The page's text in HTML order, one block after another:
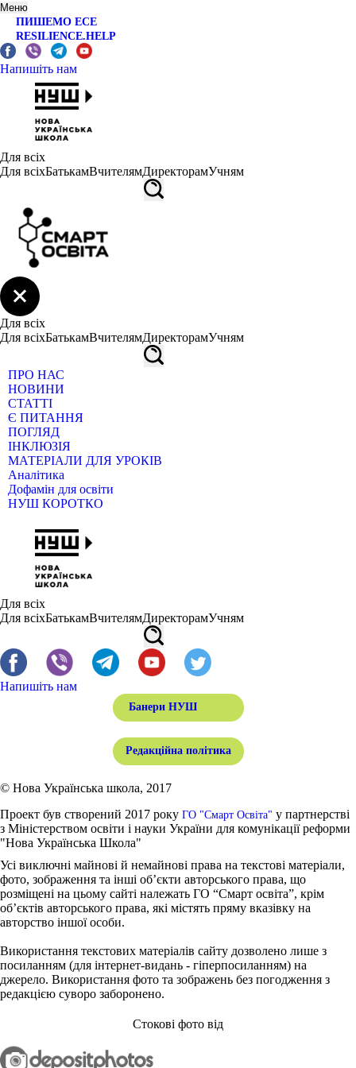
Меню
ПИШЕМО ЕСЕ
RESILIENCE.HELP
Напишіть нам
Для всіх
Для всіхБатькамВчителямДиректорамУчням
Для всіх
Для всіхБатькамВчителямДиректорамУчням
ПРО НАС
НОВИНИ
СТАТТІ
Є ПИТАННЯ
ПОГЛЯД
ІНКЛЮЗІЯ
МАТЕРІАЛИ ДЛЯ УРОКІВ
Аналітика
Дофамін для освіти
НУШ КОРОТКО
Для всіх
Для всіхБатькамВчителямДиректорамУчням
Напишіть нам
Банери НУШ
Редакційна політика
© Нова Українська школа, 2017
Проект був створений 2017 року ГО "Смарт Освіта" у партнерстві
з Міністерством освіти і науки України для комунікації реформи
"Нова Українська Школа"
Усі виключні майнові й немайнові права на текстові матеріали,
фото, зображення та інші об’єкти авторського права, що
розміщені на цьому сайті належать ГО “Смарт освіта”, крім
об’єктів авторського права, які містять пряму вказівку на
авторство іншої особи.
Використання текстових матеріалів сайту дозволено лише з
посиланням (для інтернет-видань - гіперпосиланням) на
джерело. Використання фото та зображень без погодження з
редакцією суворо заборонено.
Стокові фото від